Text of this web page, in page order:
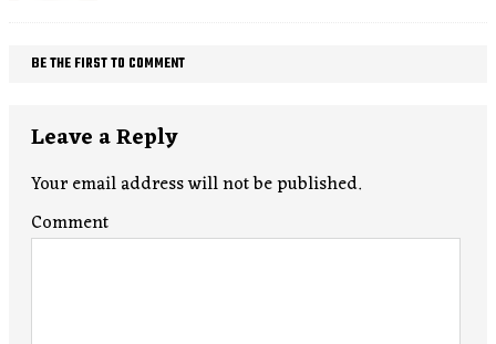
BE THE FIRST TO COMMENT
Leave a Reply
Your email address will not be published.
Comment